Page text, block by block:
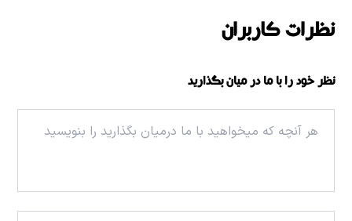
نظرات کاربران
نظر خود را با ما در میان بگذارید